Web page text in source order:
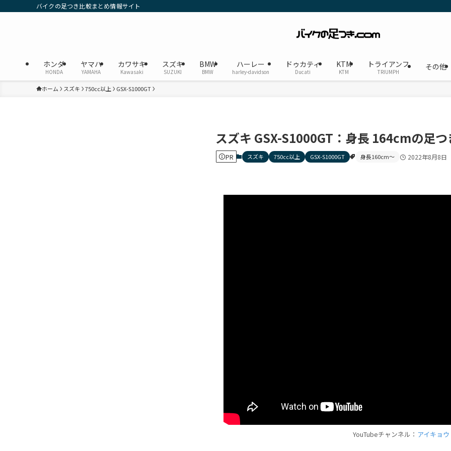
バイクの足つき比較まとめ情報サイト
ホンダ
HONDA
ヤマハ
YAMAHA
カワサキ
Kawasaki
スズキ
SUZUKI
BMW
BMW
ハーレー
harley-davidson
ドゥカティ
Ducati
KTM
KTM
トライアンフ
TRIUMPH
その他
ホーム スズキ 750cc以上 GSX-S1000GT
スズキ GSX-S1000GT：身長 164cmの足つ
PR スズキ 750cc以上 GSX-S1000GT 身長160cm〜 2022年8月8日
YouTubeチャンネル： アイキョ